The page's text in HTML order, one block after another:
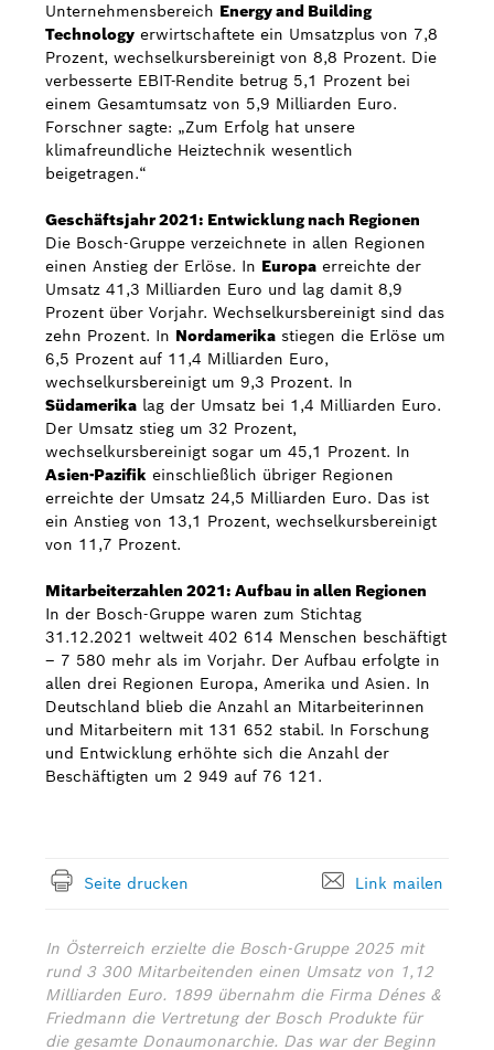
Unternehmensbereich Energy and Building
Technology erwirtschaftete ein Umsatzplus von 7,8
Prozent, wechselkursbereinigt von 8,8 Prozent. Die
verbesserte EBIT-Rendite betrug 5,1 Prozent bei
einem Gesamtumsatz von 5,9 Milliarden Euro.
Forschner sagte: „Zum Erfolg hat unsere
klimafreundliche Heiztechnik wesentlich
beigetragen.“
Geschäftsjahr 2021: Entwicklung nach Regionen
Die Bosch-Gruppe verzeichnete in allen Regionen
einen Anstieg der Erlöse. In Europa erreichte der
Umsatz 41,3 Milliarden Euro und lag damit 8,9
Prozent über Vorjahr. Wechselkursbereinigt sind das
zehn Prozent. In Nordamerika stiegen die Erlöse um
6,5 Prozent auf 11,4 Milliarden Euro,
wechselkursbereinigt um 9,3 Prozent. In
Südamerika lag der Umsatz bei 1,4 Milliarden Euro.
Der Umsatz stieg um 32 Prozent,
wechselkursbereinigt sogar um 45,1 Prozent. In
Asien-Pazifik einschließlich übriger Regionen
erreichte der Umsatz 24,5 Milliarden Euro. Das ist
ein Anstieg von 13,1 Prozent, wechselkursbereinigt
von 11,7 Prozent.
Mitarbeiterzahlen 2021: Aufbau in allen Regionen
In der Bosch-Gruppe waren zum Stichtag
31.12.2021 weltweit 402 614 Menschen beschäftigt
– 7 580 mehr als im Vorjahr. Der Aufbau erfolgte in
allen drei Regionen Europa, Amerika und Asien. In
Deutschland blieb die Anzahl an Mitarbeiterinnen
und Mitarbeitern mit 131 652 stabil. In Forschung
und Entwicklung erhöhte sich die Anzahl der
Beschäftigten um 2 949 auf 76 121.
Seite drucken Link mailen
In Österreich erzielte die Bosch-Gruppe 2025 mit
rund 3 300 Mitarbeitenden einen Umsatz von 1,12
Milliarden Euro. 1899 übernahm die Firma Dénes &
Friedmann die Vertretung der Bosch Produkte für
die gesamte Donaumonarchie. Das war der Beginn